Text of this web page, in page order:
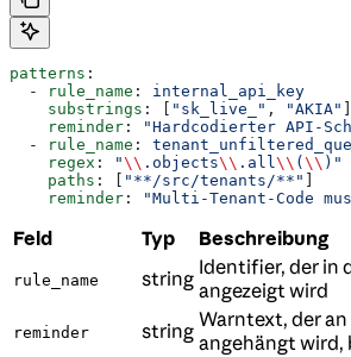
patterns :
  -
rule_name : internal_api_key
    substrings
: [ "sk_live_" , "AKIA"
    reminder
:
"Hardcodierter API-
  -
rule_name :
    regex
: "\\ .objects\\ .all \\ ( \\ )"
    paths
: [ "**/src/tenants/**"
    reminder
: "Multi-Tenant-Code
Feld Typ Beschreibung
rule_name string Identifier, der in
angezeigt wird
reminder string Warntext, der
angehängt wird,